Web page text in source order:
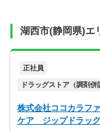
湖西市(静岡県)エ
正社員
ドラッグストア（調剤併
株式会社ココカラフ
ケア ジップドラッ